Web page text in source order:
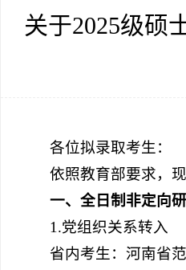
关于2025级硕
各位拟录取考生：
依照教育部要求，
一、全日制非定向
1.党组织关系转入
省内考生：河南省